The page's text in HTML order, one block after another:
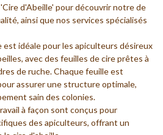
d'Abeille' pour découvrir notre de
ainsi que nos services spécialisés
idéale pour les apiculteurs désireux
, avec des feuilles de cire prêtes à
de ruche. Chaque feuille est
assurer une structure optimale,
sain des colonies.
à façon sont conçus pour
des apiculteurs, offrant un